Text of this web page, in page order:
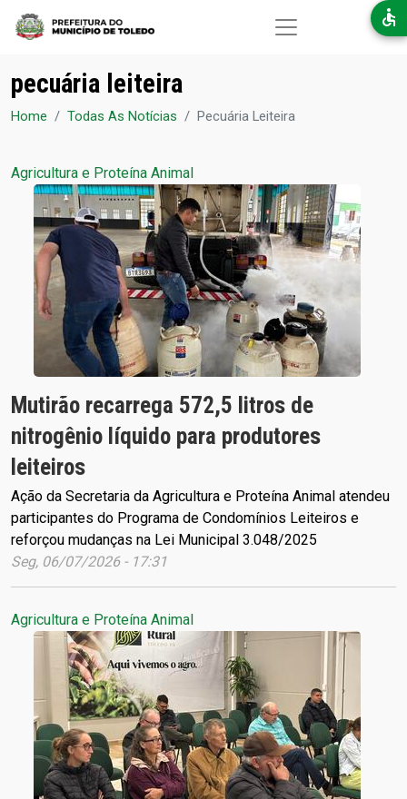
Pular para o conteúdo principal
pecuária leiteira
Home Todas As Notícias Pecuária Leiteira
Agricultura e Proteína Animal
Mutirão recarrega 572,5 litros de
nitrogênio líquido para produtores
leiteiros
Ação da Secretaria da Agricultura e Proteína Animal atendeu
participantes do Programa de Condomínios Leiteiros e
reforçou mudanças na Lei Municipal 3.048/2025
Seg, 06/07/2026 - 17:31
Agricultura e Proteína Animal